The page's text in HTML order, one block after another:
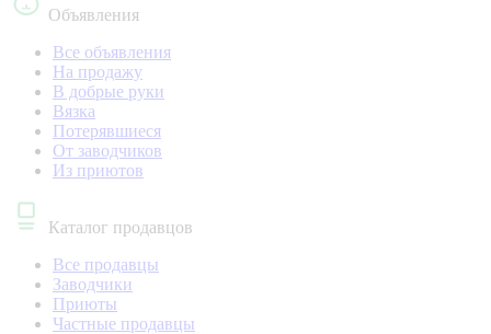
Объявления
Все объявления
На продажу
В добрые руки
Вязка
Потерявшиеся
От заводчиков
Из приютов
Каталог продавцов
Все продавцы
Заводчики
Приюты
Частные продавцы